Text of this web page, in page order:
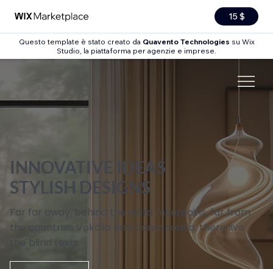
15 $
Questo template è stato creato da Quavento Technologies su Wix
Studio, la piattaforma per agenzie e imprese.